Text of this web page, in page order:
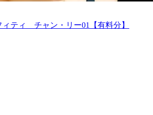
ィティ チャン・リー01【有料分】